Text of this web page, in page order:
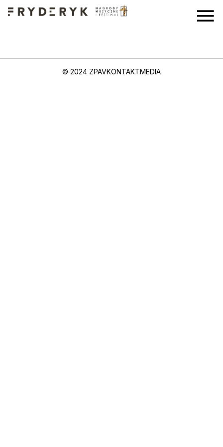
© 2024 ZPAVKONTAKTMEDIA